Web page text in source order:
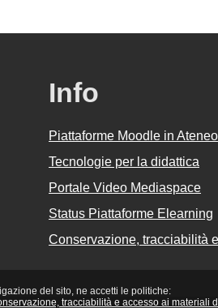
del sito, ne accetti le politiche:
tracciabilità e accesso ai materiali
Info
Piattaforme Moodle in Ateneo
Tecnologie per la didattica
Portale Video Mediaspace
Status Piattaforme Elearning
Conservazione, tracciabilità